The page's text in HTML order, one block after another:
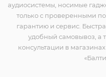
аудиосистемы, носимые
только с проверенными
гарантию и сервис.
удобный самовывоз, а
консультации в